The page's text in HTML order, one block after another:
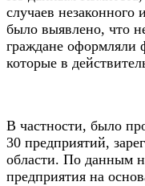
случаев незаконного
было выявлено, что
граждане оформляли
которые в
В частности, было
30 предприятий,
области. По данным
предприятия на